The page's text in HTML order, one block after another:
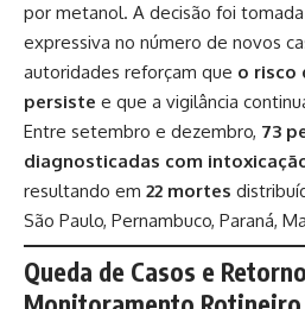
por metanol. A decisão foi
expressiva no número de novos
autoridades reforçam que o risco
persiste e que a vigilância
Entre setembro e dezembro, 73
diagnosticadas com
resultando em 22 mortes
São Paulo, Pernambuco, Paraná,
Queda de Casos e